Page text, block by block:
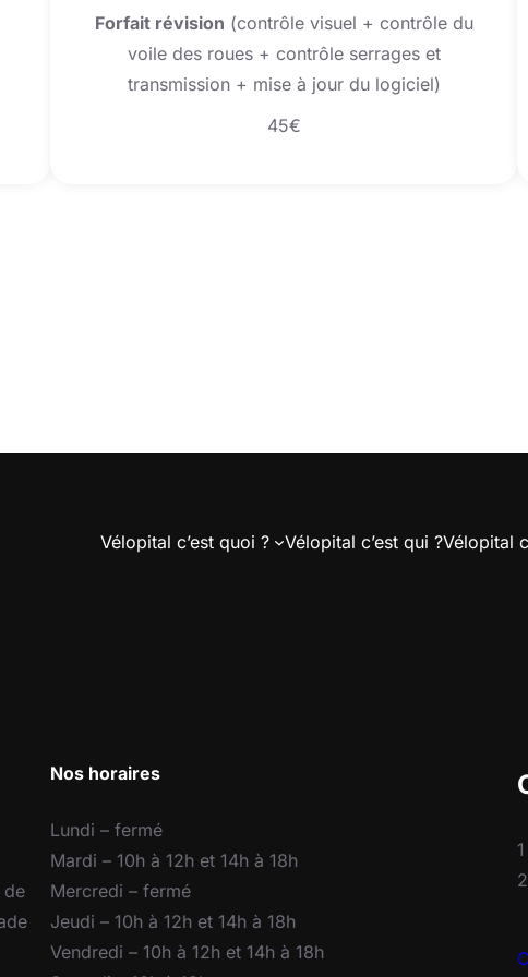
Forfait révision (contrôle visuel + contrôle du
voile des roues + contrôle serrages et
transmission + mise à jour du logiciel)
45€
Vélopital c’est quoi ? Vélopital c’est qui ?Vélopital
de
Nos horaires
Lundi – fermé
Mardi – 10h à 12h et 14h à 18h
Mercredi – fermé
Jeudi – 10h à 12h et 14h à 18h
Vendredi – 10h à 12h et 14h à 18h